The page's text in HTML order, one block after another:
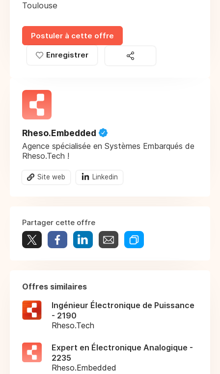
Toulouse
Postuler à cette offre
Enregistrer
Rheso.Embedded
Agence spécialisée en Systèmes Embarqués de
Rheso.Tech !
Site web Linkedin
Partager cette offre
Offres similaires
Ingénieur Électronique de Puissance
- 2190
Rheso.Tech
Expert en Électronique Analogique -
2235
Rheso.Embedded